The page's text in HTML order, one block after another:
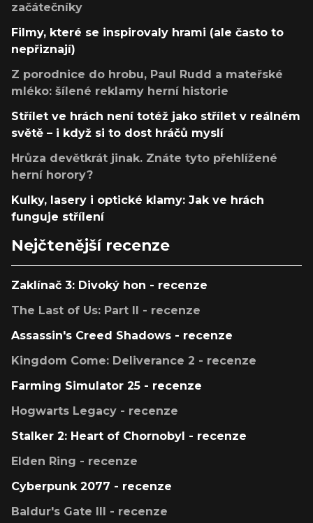
začátečníky
Filmy, které se inspirovaly hrami (ale často to
nepřiznají)
Z porodnice do hrobu, Paul Rudd a mateřské
mléko: šílené reklamy herní historie
Střílet ve hrách není totéž jako střílet v reálném
světě – i když si to dost hráčů myslí
Hrůza devětkrát jinak. Znáte tyto přehlížené
herní horory?
Kulky, lasery i optické klamy: Jak ve hrách
funguje střílení
Nejčtenější recenze
Zaklínač 3: Divoký hon - recenze
The Last of Us: Part II - recenze
Assassin's Creed Shadows - recenze
Kingdom Come: Deliverance 2 - recenze
Farming Simulator 25 - recenze
Hogwarts Legacy - recenze
Stalker 2: Heart of Chornobyl - recenze
Elden Ring - recenze
Cyberpunk 2077 - recenze
Baldur's Gate III - recenze